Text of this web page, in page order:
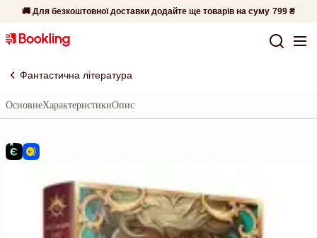
🚚 Для безкоштовної доставки додайте ще товарів на суму 799 ₴
Фантастична література
ОсновнеХарактеристикиОпис